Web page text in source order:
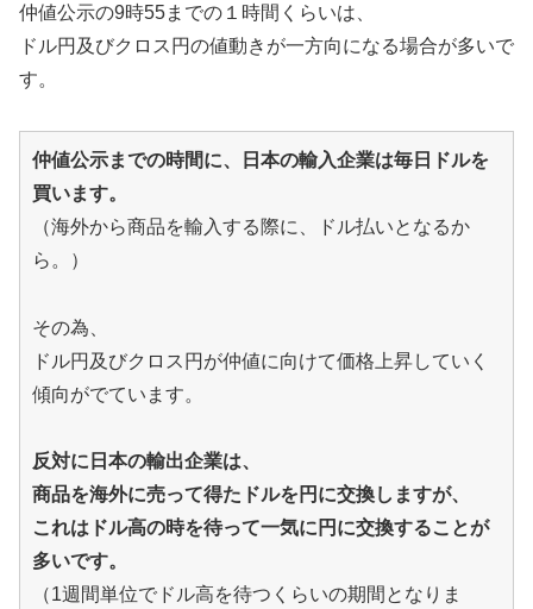
仲値公示の9時55までの１時間くらいは、
ドル円及びクロス円の値動きが一方向になる場合が多いで
す。
仲値公示までの時間に、日本の輸入企業は毎日ドルを
買います。
（海外から商品を輸入する際に、ドル払いとなるか
ら。）
その為、
ドル円及びクロス円が仲値に向けて価格上昇していく
傾向がでています。
反対に日本の輸出企業は、
商品を海外に売って得たドルを円に交換しますが、
これはドル高の時を待って一気に円に交換することが
多いです。
（1週間単位でドル高を待つくらいの期間となりま